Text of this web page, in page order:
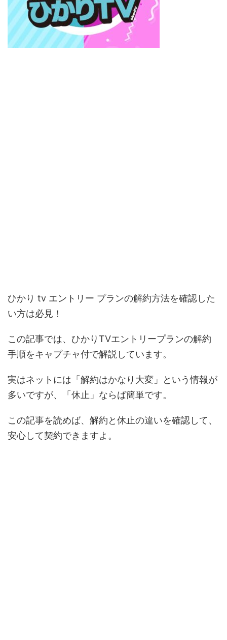
ひかり tv エントリー プランの解約方法を確認した
い方は必見！
この記事では、ひかりTVエントリープランの解約
手順をキャプチャ付で解説しています。
実はネットには「解約はかなり大変」という情報が
多いですが、「休止」ならば簡単です。
この記事を読めば、解約と休止の違いを確認して、
安心して契約できますよ。